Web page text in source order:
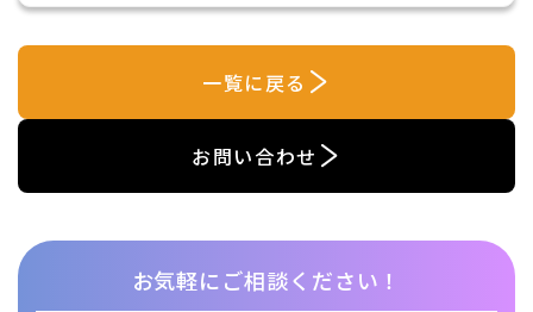
一覧に戻る
お問い合わせ
お気軽にご相談ください！